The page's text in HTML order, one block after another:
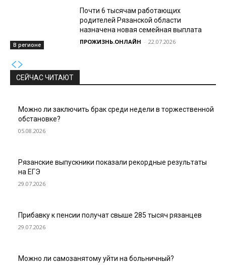
В регионе
Почти 6 тысячам работающих
родителей Рязанской области
назначена новая семейная выплата
ПРОЖИЗНЬ.ОНЛАЙН - 22.07.2026
СЕЙЧАС ЧИТАЮТ
Можно ли заключить брак среди недели в торжественной
обстановке?
05.08.2026
Рязанские выпускники показали рекордные результаты
на ЕГЭ
29.07.2026
Прибавку к пенсии получат свыше 285 тысяч рязанцев
29.07.2026
Можно ли самозанятому уйти на больничный?